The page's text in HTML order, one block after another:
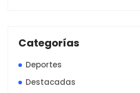
Categorías
Deportes
Destacadas